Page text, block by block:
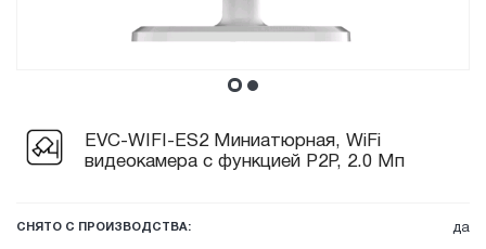
EVC-WIFI-ES2 Миниатюрная, WiFi
видеокамера с функцией P2P, 2.0 Мп
СНЯТО С ПРОИЗВОДСТВА: да